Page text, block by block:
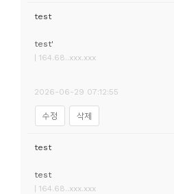
test
test'
| 164.68..xxx.xxx
2026-06-29 07:12:55
수정 삭제
test
test
| 164.68..xxx.xxx